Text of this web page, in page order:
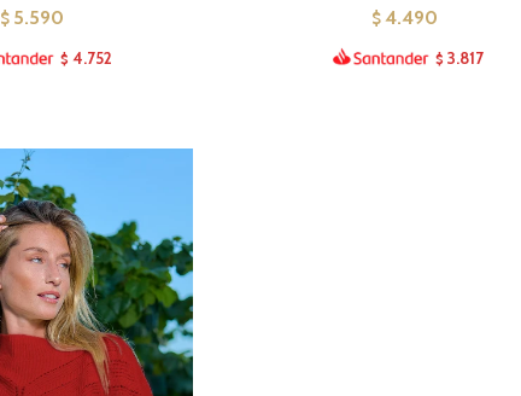
$ 5.590
$ 4.752
$ 4.490
$ 3.817